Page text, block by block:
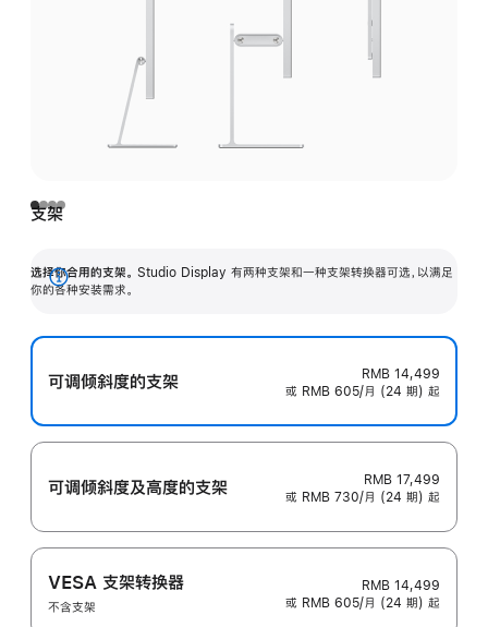
支架
选择你合用的支架。 Studio Display 有两种支架和一种支架转换器可选，以满足
你的各种安装需求。
展
可调倾斜度的支架
RMB 14,499
或 RMB 605/月 (24 期) 起
可调倾斜度及高‍度的支‍架
RMB 17,499
或 RMB 730/月 (24 期) 起
VESA 支架转换器
不含支架
RMB 14,499
或 RMB 605/月 (24 期) 起